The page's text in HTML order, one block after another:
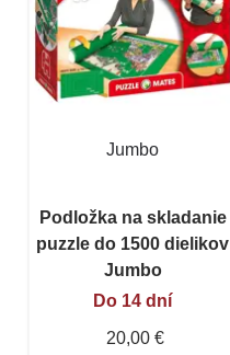
Jumbo
Podložka na skladanie
puzzle do 1500 dielikov
Jumbo
Do 14 dní
20,00 €